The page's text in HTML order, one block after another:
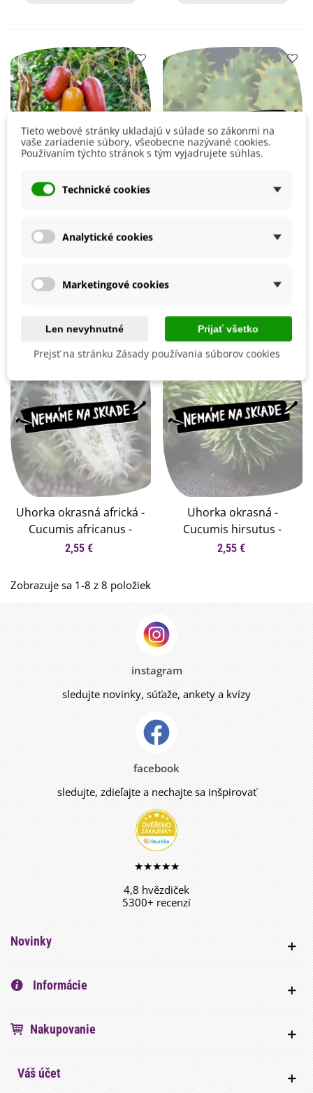
Sicana odorifera -
Pridať do košíka
Cucumis species -
Uhorka okrasná africká -
Cucumis africanus -
semená uhorky - 6 ks
2,55 €
Uhorka okrasná -
Cucumis hirsutus -
semená uhorky - 6 ks
2,55 €
Zobrazuje sa 1-8 z 8 položiek
instagram
sledujte novinky, súťaže, ankety a kvízy
facebook
sledujte, zdieľajte a nechajte sa inšpirovať
★★★★★
4,8 hvězdiček
5300+ recenzí
Novinky
Informácie
Nakupovanie
Váš účet
Tieto webové stránky ukladajú v súlade so zákonmi na
vaše zariadenie súbory, všeobecne nazývané cookies.
Používaním týchto stránok s tým vyjadrujete súhlas.
Technické cookies
Analytické cookies
Marketingové cookies
Len nevyhnutné Prijať všetko
Prejsť na stránku Zásady používania súborov cookies